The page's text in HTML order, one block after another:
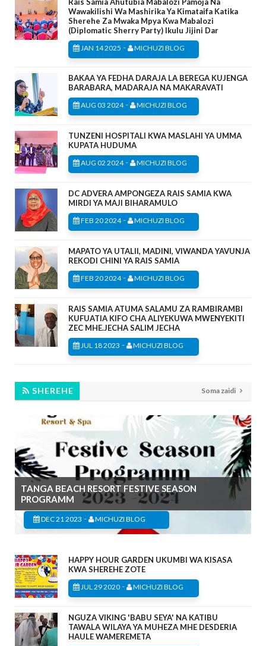
Wawakilishi Wa Mashirika Ya Kimataifa Katika
Sherehe Za Mwaka Mpya Kwa Mabalozi
(Diplomatic Sherry Party) Ikulu Jijini Dar
JAN 14 2025 - MICHUZI BLOG
BAKAA YA FEDHA DARAJA LA BEREGA KUJENGA
BARABARA, MADARAJA NA MAKARAVATI
AUG 03 2024- MICHUZI BLOG
TUNZENI HOSPITALI KWA MASLAHI YA UMMA
KUPATA HUDUMA
AUG 02 2024- MICHUZI BLOG
DC ADVERA AMPONGEZA RAIS SAMIA KWA
MIRDI YA MAJI BIHARAMULO
FEB 20 2024- MICHUZI BLOG
MAPATO YA UTALII, MADINI, VIWANDA YAVUNJA
REKODI CHINI YA RAIS SAMIA
FEB 20 2024- MICHUZI BLOG
RAIS SAMIA ATUMA SALAMU ZA RAMBIRAMBI
KUFUATIA KIFO CHA ALIYEKUWA MWENYEKITI
ZEC MHE.JECHA SALIM JECHA
JUL 18 2023 - MICHUZI BLOG
SHEREHE Soma zaidi
TANGA BEACH RESORT FESTIVE SEASON
PROGRAMM
DEC 21 2023 - MICHUZI BLOG
HAPPY HOUR GARDEN UKUMBI WA KISASA
KWA SHEREHE ZOTE
JUL 29 2020 - MICHUZI BLOG
NGUZA VIKING 'BABU SEYA' NA KATIBU
TAWALA WILAYA YA MUHEZA MHE DESDERIA
HAULE WAMEREMETA